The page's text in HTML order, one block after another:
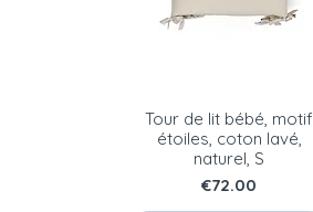
Tour de lit bébé, motif
étoiles, coton lavé,
naturel, S
Price
€72.00